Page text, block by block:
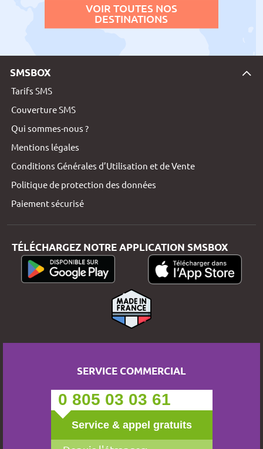
VOIR TOUTES NOS
DESTINATIONS
SMSBOX
Tarifs SMS
Couverture SMS
Qui sommes-nous ?
Mentions légales
Conditions Générales d’Utilisation et de Vente
Politique de protection des données
Paiement sécurisé
TÉLÉCHARGEZ NOTRE APPLICATION SMSBOX
SERVICE COMMERCIAL
0 805 03 03 61
Service & appel gratuits